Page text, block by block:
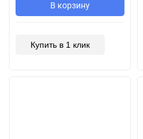
В корзину
Купить в 1 клик